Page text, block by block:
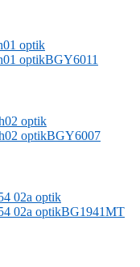
BGY6011
BGY6007
BG1941MT